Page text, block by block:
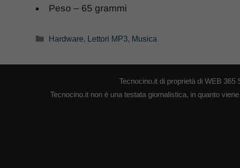
Peso – 65 grammi
Categorie
Hardware, Lettori MP3, Musica
Tecnocino.it di proprietà di WEB
Tecnocino.it non è una testata giornalistica, in quanto